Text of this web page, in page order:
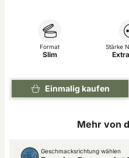
Einmalig kaufen
Format
Slim
Stärke
Mehr von
Geschmacksrichtung wählen